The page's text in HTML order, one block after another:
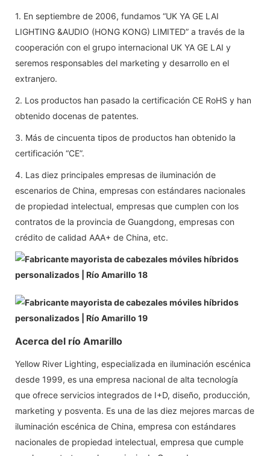
1. En septiembre de 2006, fundamos “UK YA GE LAI
LIGHTING &AUDIO (HONG KONG) LIMITED” a través de la
cooperación con el grupo internacional UK YA GE LAI y
seremos responsables del marketing y desarrollo en el
extranjero.
2. Los productos han pasado la certificación CE RoHS y han
obtenido docenas de patentes.
3. Más de cincuenta tipos de productos han obtenido la
certificación “CE”.
4. Las diez principales empresas de iluminación de
escenarios de China, empresas con estándares nacionales
de propiedad intelectual, empresas que cumplen con los
contratos de la provincia de Guangdong, empresas con
crédito de calidad AAA+ de China, etc.
Acerca del río Amarillo
Yellow River Lighting, especializada en iluminación escénica
desde 1999, es una empresa nacional de alta tecnología
que ofrece servicios integrados de I+D, diseño, producción,
marketing y posventa. Es una de las diez mejores marcas de
iluminación escénica de China, empresa con estándares
nacionales de propiedad intelectual, empresa que cumple